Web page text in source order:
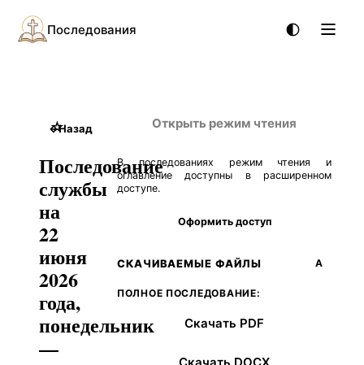
Последования
←Назад
☆
Последование
службы
на
22
июня
2026
года,
понедельник
—
Открыть режим чтения
В последованиях режим чтения и
оглавление доступны в расширенном
доступе.
Оформить доступ
СКАЧИВАЕМЫЕ ФАЙЛЫ А
ПОЛНОЕ ПОСЛЕДОВАНИЕ:
Скачать PDF